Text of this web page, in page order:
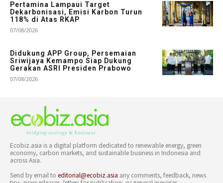
Pertamina Lampaui Target
Dekarbonisasi, Emisi Karbon Turun
118% di Atas RKAP
07/08/2026
Didukung APP Group, Persemaian
Sriwijaya Kemampo Siap Dukung
Gerakan ASRI Presiden Prabowo
07/08/2026
Ecobiz.asia is a digital platform dedicated to renewable energy, green
economy, carbon markets, and sustainable business in Indonesia and
across Asia.
Send by email to editorial@ecobiz.asia any comments, feedback, news